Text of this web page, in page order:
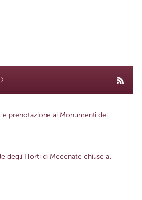
e prenotazione ai Monumenti del
degli Horti di Mecenate chiuse al